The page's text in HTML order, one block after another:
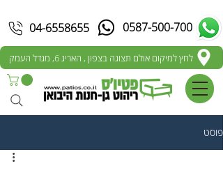
0587-500-700
04-6558655
לחץ למיקום אולם תצוגה בצפון , האריג 6, מגדל העמק
פוסט